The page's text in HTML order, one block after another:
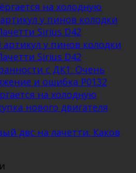
на холодную
у пинов колодки
Sirius D42
артикул у пинов колодки
Sirius D42
с ДК1: Очень
и ошибка Р0132
на холодную
нового двигателя
двс на лачетти. Каков